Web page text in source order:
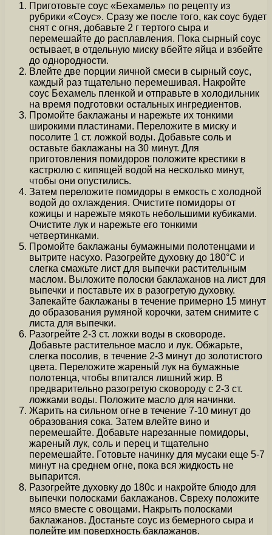
Приготовьте соус «Бехамель» по рецепту из
рубрики «Соус». Сразу же после того, как соус будет
снят с огня, добавьте 2 г тертого сыра и
перемешайте до расплавления. Пока сырный соус
остывает, в отдельную миску вбейте яйца и взбейте
до однородности.
Влейте две порции яичной смеси в сырный соус,
каждый раз тщательно перемешивая. Накройте
соус Бехамель пленкой и отправьте в холодильник
на время подготовки остальных ингредиентов.
Промойте баклажаны и нарежьте их тонкими
широкими пластинами. Переложите в миску и
посолите 1 ст. ложкой воды. Добавьте соль и
оставьте баклажаны на 30 минут. Для
приготовления помидоров положите крестики в
кастрюлю с кипящей водой на несколько минут,
чтобы они опустились.
Затем переложите помидоры в емкость с холодной
водой до охлаждения. Очистите помидоры от
кожицы и нарежьте мякоть небольшими кубиками.
Очистите лук и нарежьте его тонкими
четвертинками.
Промойте баклажаны бумажными полотенцами и
вытрите насухо. Разогрейте духовку до 180°C и
слегка смажьте лист для выпечки растительным
маслом. Выложите полоски баклажанов на лист для
выпечки и поставьте их в разогретую духовку.
Запекайте баклажаны в течение примерно 15 минут
до образования румяной корочки, затем снимите с
листа для выпечки.
Разогрейте 2-3 ст. ложки воды в сковороде.
Добавьте растительное масло и лук. Обжарьте,
слегка посолив, в течение 2-3 минут до золотистого
цвета. Переложите жареный лук на бумажные
полотенца, чтобы впитался лишний жир. В
предварительно разогретую сковороду с 2-3 ст.
ложками воды. Положите масло для начинки.
Жарить на сильном огне в течение 7-10 минут до
образования сока. Затем влейте вино и
перемешайте. Добавьте нарезанные помидоры,
жареный лук, соль и перец и тщательно
перемешайте. Готовьте начинку для мусаки еще 5-7
минут на среднем огне, пока вся жидкость не
выпарится.
Разогрейте духовку до 180c и накройте блюдо для
выпечки полосками баклажанов. Свреху положите
мясо вместе с овощами. Накрыть полосками
баклажанов. Достаньте соус из бемерного сыра и
полейте им поверхность баклажанов.